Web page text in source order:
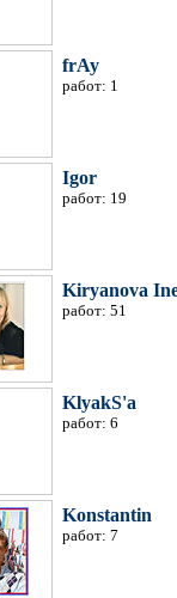
frAy
работ: 1
Igor
работ: 19
Kiryanova
работ: 51
KlyakS'a
работ: 6
Konstantin
работ: 7